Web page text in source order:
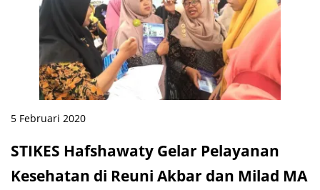
5 Februari 2020
STIKES Hafshawaty Gelar Pelayanan
Kesehatan di Reuni Akbar dan Milad MA